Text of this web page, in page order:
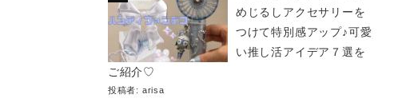
めじるしアクセサリーを
つけて特別感アップ♪可愛
い推し活アイデア７選を
ご紹介♡
投稿者: arisa